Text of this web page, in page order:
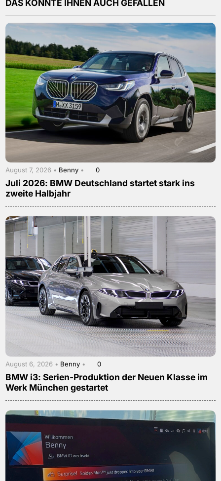
DAS KÖNNTE IHNEN AUCH GEFALLEN
August 7, 2026 • Benny • 0
Juli 2026: BMW Deutschland startet stark ins
zweite Halbjahr
August 6, 2026 • Benny • 0
BMW i3: Serien-Produktion der Neuen Klasse im
Werk München gestartet